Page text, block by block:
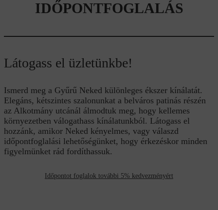
IDŐPONTFOGLALÁS
Látogass el üzletünkbe!
Ismerd meg a Gyűrű Neked különleges ékszer kínálatát.
Elegáns, kétszintes szalonunkat a belváros patinás részén
az Alkotmány utcánál álmodtuk meg, hogy kellemes
környezetben válogathass kínálatunkból. Látogass el
hozzánk, amikor Neked kényelmes, vagy válaszd
időpontfoglalási lehetőségünket, hogy érkezéskor minden
figyelmünket rád fordíthassuk.
Időpontot foglalok további 5% kedvezményért